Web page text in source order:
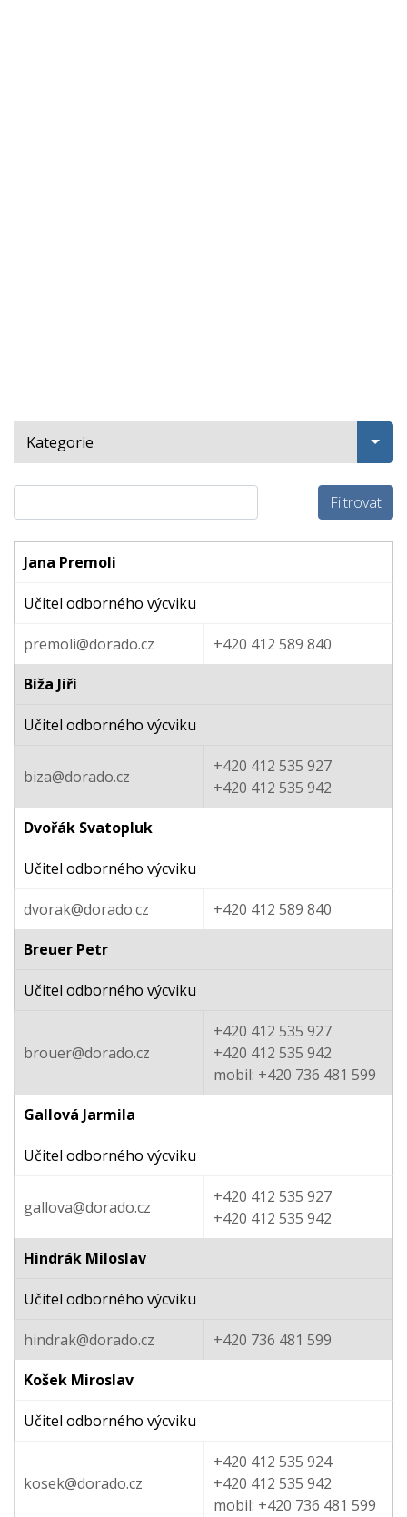
Kategorie
Filtrovat
Jana Premoli
Učitel odborného výcviku
premoli@dorado.cz
+420 412 589 840
Bíža Jiří
Učitel odborného výcviku
biza@dorado.cz
+420 412 535 927
+420 412 535 942
Dvořák Svatopluk
Učitel odborného výcviku
dvorak@dorado.cz
+420 412 589 840
Breuer Petr
Učitel odborného výcviku
brouer@dorado.cz
+420 412 535 927
+420 412 535 942
mobil: +420 736 481 599
Gallová Jarmila
Učitel odborného výcviku
gallova@dorado.cz
+420 412 535 927
+420 412 535 942
Hindrák Miloslav
Učitel odborného výcviku
hindrak@dorado.cz
+420 736 481 599
Košek Miroslav
Učitel odborného výcviku
kosek@dorado.cz
+420 412 535 924
+420 412 535 942
mobil: +420 736 481 599